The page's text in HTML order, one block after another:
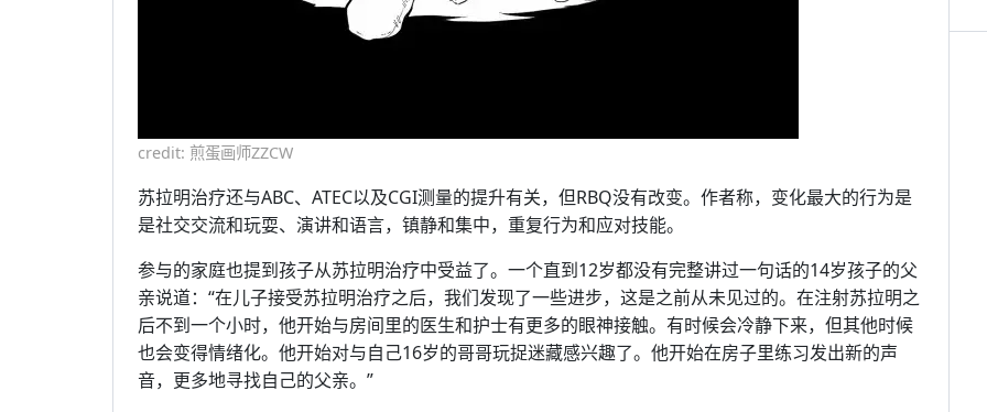
credit: 煎蛋画师ZZCW
苏拉明治疗还与ABC、ATEC以及CGI测量的提升有关，但RBQ没有改变。作者称，变化最大的行为是
是社交交流和玩耍、演讲和语言，镇静和集中，重复行为和应对技能。
参与的家庭也提到孩子从苏拉明治疗中受益了。一个直到12岁都没有完整讲过一句话的14岁孩子的父
亲说道：“在儿子接受苏拉明治疗之后，我们发现了一些进步，这是之前从未见过的。在注射苏拉明之
后不到一个小时，他开始与房间里的医生和护士有更多的眼神接触。有时候会冷静下来，但其他时候
也会变得情绪化。他开始对与自己16岁的哥哥玩捉迷藏感兴趣了。他开始在房子里练习发出新的声
音，更多地寻找自己的父亲。”